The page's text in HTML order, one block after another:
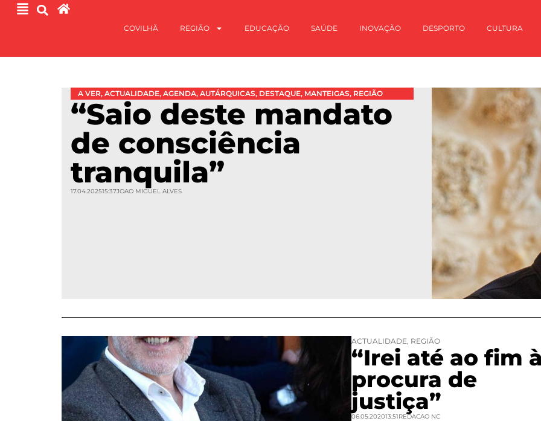
COVILHÃ REGIÃO EDUCAÇÃO SAÚDE INOVAÇÃO DESPORTO CULTURA
A VER, ACTUALIDADE, AGENDA, AUTÁRQUICAS, DESTAQUE, MANTEIGAS, REGIÃO
“Saio deste mandato
de consciência
tranquila”
17.04.202515:37JOAO MIGUEL ALVES
ACTUALIDADE, REGIÃO
“Irei até ao fim
procura de
justiça”
06.05.202013:51REDACAO NC